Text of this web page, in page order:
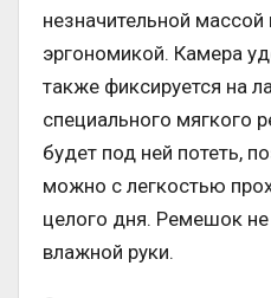
незначительной массой
эргономикой. Камера
также фиксируется на
специального мягкого
будет под ней потеть,
можно с легкостью
целого дня. Ремешок
влажной руки.